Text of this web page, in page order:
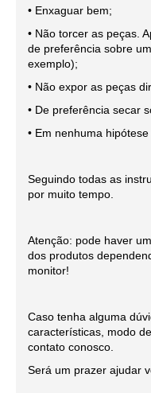
• Enxaguar bem;
• Não torcer as peças.
de preferência sobre
exemplo);
• Não expor as peças
• De preferência secar
• Em nenhuma
Seguindo todas as
por muito tempo.
Atenção: pode haver
dos produtos
monitor!
Caso tenha alguma
características, modo
contato conosco.
Será um prazer ajudar